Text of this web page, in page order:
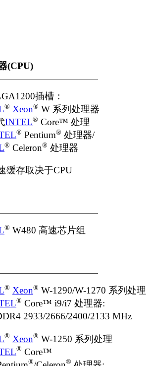
(CPU)
插槽：
® Xeon® W 系列处理器
INTEL® Core™ 处理
® Pentium® 处理器/
® Celeron® 处理器
缓存取决于CPU
® W480 高速芯片组
® Xeon® W-1290/W-1270 系列处理
® Core™ i9/i7 处理器:
2933/2666/2400/2133 MHz
® Xeon® W-1250 系列处理
® Core™
® ®